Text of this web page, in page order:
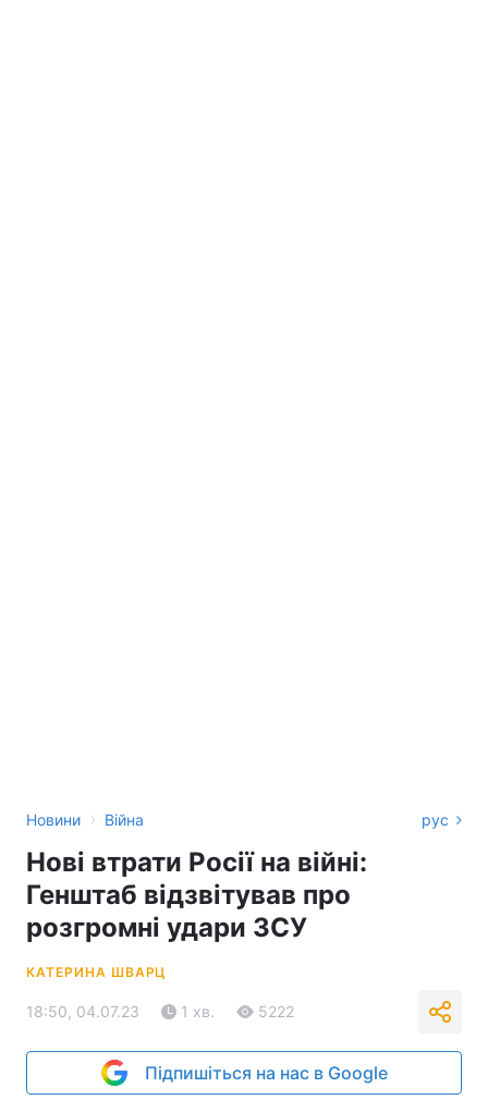
Новини › Війна рус
Нові втрати Росії на війні:
Генштаб відзвітував про
розгромні удари ЗСУ
КАТЕРИНА ШВАРЦ
18:50, 04.07.23 1 хв. 5222
Підпишіться на нас в Google